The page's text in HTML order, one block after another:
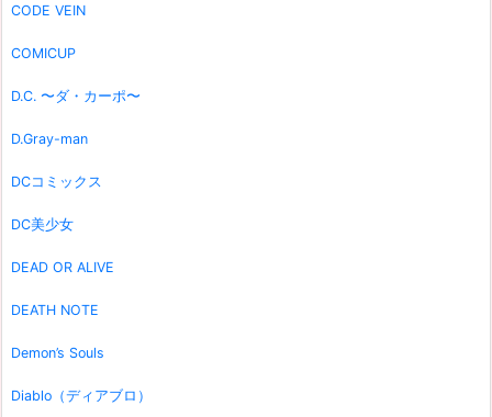
CODE VEIN
COMICUP
D.C. 〜ダ・カーポ〜
D.Gray-man
DCコミックス
DC美少女
DEAD OR ALIVE
DEATH NOTE
Demon’s Souls
Diablo（ディアブロ）